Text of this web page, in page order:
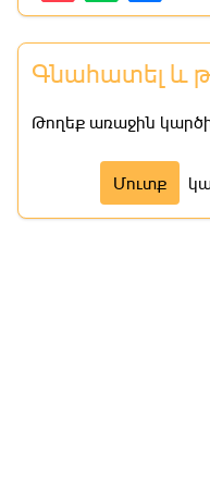
Գնահատել և
Թողեք առաջին
Մուտք